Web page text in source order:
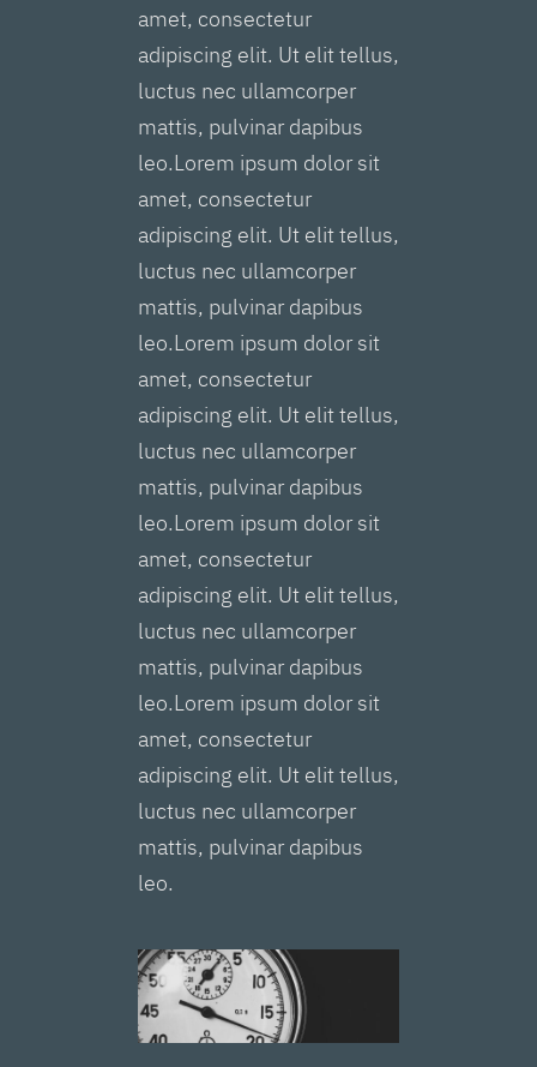
amet, consectetur
adipiscing elit. Ut elit tellus,
luctus nec ullamcorper
mattis, pulvinar dapibus
leo.Lorem ipsum dolor sit
amet, consectetur
adipiscing elit. Ut elit tellus,
luctus nec ullamcorper
mattis, pulvinar dapibus
leo.Lorem ipsum dolor sit
amet, consectetur
adipiscing elit. Ut elit tellus,
luctus nec ullamcorper
mattis, pulvinar dapibus
leo.Lorem ipsum dolor sit
amet, consectetur
adipiscing elit. Ut elit tellus,
luctus nec ullamcorper
mattis, pulvinar dapibus
leo.Lorem ipsum dolor sit
amet, consectetur
adipiscing elit. Ut elit tellus,
luctus nec ullamcorper
mattis, pulvinar dapibus
leo.